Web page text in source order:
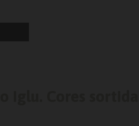
Iglu. Cores